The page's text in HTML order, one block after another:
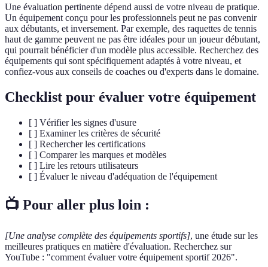
Une évaluation pertinente dépend aussi de votre niveau de pratique.
Un équipement conçu pour les professionnels peut ne pas convenir
aux débutants, et inversement. Par exemple, des raquettes de tennis
haut de gamme peuvent ne pas être idéales pour un joueur débutant,
qui pourrait bénéficier d'un modèle plus accessible. Recherchez des
équipements qui sont spécifiquement adaptés à votre niveau, et
confiez-vous aux conseils de coaches ou d'experts dans le domaine.
Checklist pour évaluer votre équipement
[ ] Vérifier les signes d'usure
[ ] Examiner les critères de sécurité
[ ] Rechercher les certifications
[ ] Comparer les marques et modèles
[ ] Lire les retours utilisateurs
[ ] Évaluer le niveau d'adéquation de l'équipement
📺 Pour aller plus loin :
[Une analyse complète des équipements sportifs], une étude sur les
meilleures pratiques en matière d'évaluation. Recherchez sur
YouTube : "comment évaluer votre équipement sportif 2026".